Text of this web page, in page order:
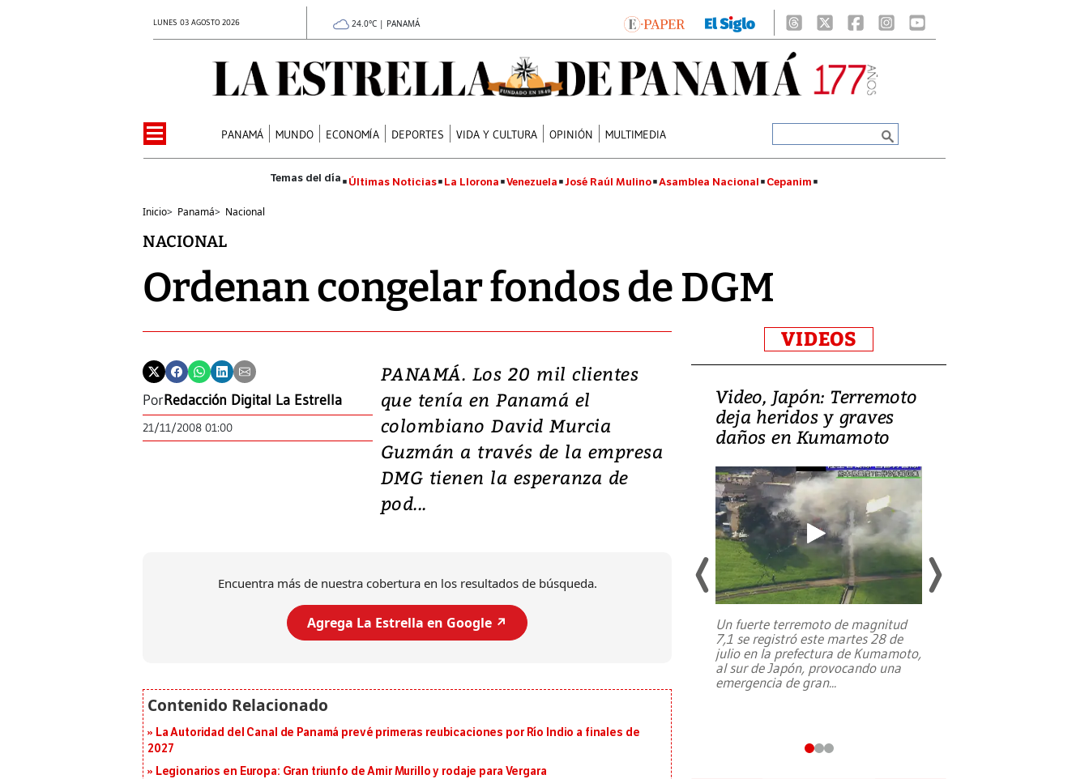
LUNES 03 AGOSTO 2026 24.0°C | PANAMÁ
PANAMÁ MUNDO ECONOMÍA DEPORTES VIDA Y CULTURA OPINIÓN MULTIMEDIA
Últimas Noticias La Llorona Venezuela José Raúl Mulino Asamblea Nacional Cepanim
Inicio> Panamá> Nacional
NACIONAL
Ordenan congelar fondos de DGM
PorRedacción Digital La Estrella
21/11/2008 01:00
PANAMÁ. Los 20 mil clientes
que tenía en Panamá el
colombiano David Murcia
Guzmán a través de la empresa
DMG tienen la esperanza de
pod...
Encuentra más de nuestra cobertura en los resultados de búsqueda.
Agrega La Estrella en Google ↗️
La Autoridad del Canal de Panamá prevé primeras reubicaciones por Río Indio a finales de
2027
Legionarios en Europa: Gran triunfo de Amir Murillo y rodaje para Vergara
VIDEOS
Isidro Carbonell,
director de la Lotería:
‘Vamos a ser más
transparentes, tengan fe
El director de la Lotería Nacional de
plan para modernizar la institución
Video, Japón: Terremoto
deja heridos y graves
daños en Kumamoto
Un fuerte terremoto de magnitud
7,1 se registró este martes 28 de
julio en la prefectura de Kumamoto,
al sur de Japón, provocando una
emergencia de gran...